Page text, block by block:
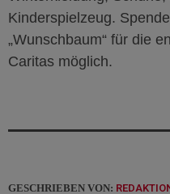
Kinderspielzeug.
„Wunschbaum“ für die
Caritas möglich.
GESCHRIEBEN VON: